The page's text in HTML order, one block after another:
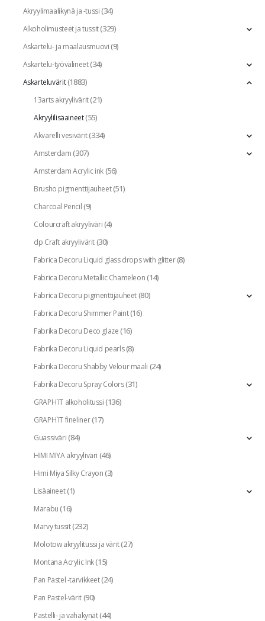
Akryylimaalikynä ja -tussi(34)
Alkoholimusteet ja tussit(329)
Askartelu- ja maalausmuovi(9)
Askartelu-työvälineet(34)
Askarteluvärit(1883)
13arts akryylivärit(21)
Akryylilisäaineet(55)
Akvarelli vesivärit(334)
Amsterdam(307)
Amsterdam Acrylic ink(56)
Brusho pigmenttijauheet(51)
Charcoal Pencil(9)
Colourcraft akryyliväri(4)
dp Craft akryylivärit(30)
Fabrica Decoru Liquid glass drops with glitter(8)
Fabrica Decoru Metallic Chameleon(14)
Fabrica Decoru pigmenttijauheet(80)
Fabrica Decoru Shimmer Paint(16)
Fabrika Decoru Deco glaze(16)
Fabrika Decoru Liquid pearls(8)
Fabrika Decoru Shabby Velour maali (24)
Fabrika Decoru Spray Colors(31)
GRAPH`IT alkoholitussi(136)
GRAPH`IT fineliner(17)
Guassiväri(84)
HIMI MIYA akryyliväri (46)
Himi Miya Silky Crayon(3)
Lisäaineet(1)
Marabu (16)
Marvy tussit(232)
Molotow akryylitussi ja värit(27)
Montana Acrylic Ink(15)
Pan Pastel -tarvikkeet(24)
Pan Pastel-värit(90)
Pastelli- ja vahakynät(44)